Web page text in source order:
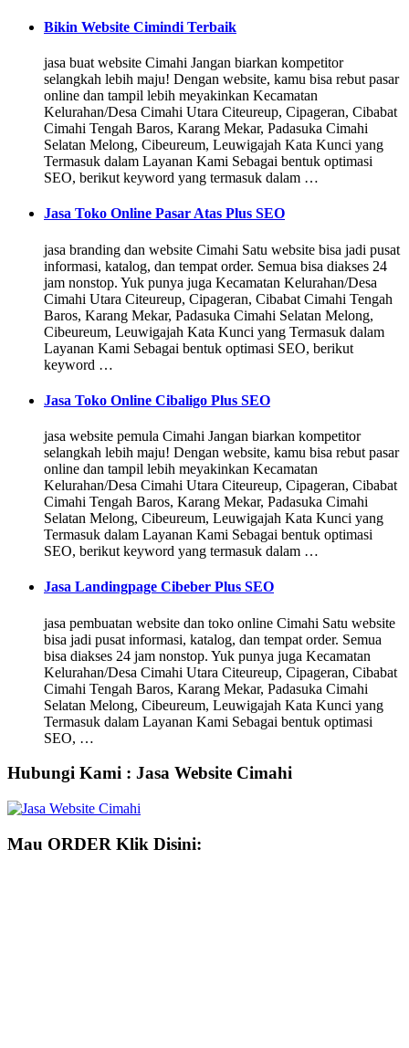
Bikin Website Cimindi Terbaik
jasa buat website Cimahi Jangan biarkan kompetitor
selangkah lebih maju! Dengan website, kamu bisa rebut pasar
online dan tampil lebih meyakinkan Kecamatan
Kelurahan/Desa Cimahi Utara Citeureup, Cipageran, Cibabat
Cimahi Tengah Baros, Karang Mekar, Padasuka Cimahi
Selatan Melong, Cibeureum, Leuwigajah Kata Kunci yang
Termasuk dalam Layanan Kami Sebagai bentuk optimasi
SEO, berikut keyword yang termasuk dalam …
Jasa Toko Online Pasar Atas Plus SEO
jasa branding dan website Cimahi Satu website bisa jadi pusat
informasi, katalog, dan tempat order. Semua bisa diakses 24
jam nonstop. Yuk punya juga Kecamatan Kelurahan/Desa
Cimahi Utara Citeureup, Cipageran, Cibabat Cimahi Tengah
Baros, Karang Mekar, Padasuka Cimahi Selatan Melong,
Cibeureum, Leuwigajah Kata Kunci yang Termasuk dalam
Layanan Kami Sebagai bentuk optimasi SEO, berikut
keyword …
Jasa Toko Online Cibaligo Plus SEO
jasa website pemula Cimahi Jangan biarkan kompetitor
selangkah lebih maju! Dengan website, kamu bisa rebut pasar
online dan tampil lebih meyakinkan Kecamatan
Kelurahan/Desa Cimahi Utara Citeureup, Cipageran, Cibabat
Cimahi Tengah Baros, Karang Mekar, Padasuka Cimahi
Selatan Melong, Cibeureum, Leuwigajah Kata Kunci yang
Termasuk dalam Layanan Kami Sebagai bentuk optimasi
SEO, berikut keyword yang termasuk dalam …
Jasa Landingpage Cibeber Plus SEO
jasa pembuatan website dan toko online Cimahi Satu website
bisa jadi pusat informasi, katalog, dan tempat order. Semua
bisa diakses 24 jam nonstop. Yuk punya juga Kecamatan
Kelurahan/Desa Cimahi Utara Citeureup, Cipageran, Cibabat
Cimahi Tengah Baros, Karang Mekar, Padasuka Cimahi
Selatan Melong, Cibeureum, Leuwigajah Kata Kunci yang
Termasuk dalam Layanan Kami Sebagai bentuk optimasi
SEO, …
Hubungi Kami : Jasa Website Cimahi
Mau ORDER Klik Disini: